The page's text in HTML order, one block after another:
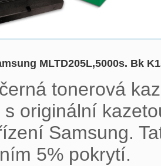
MLTD205L,5000s. Bk
tonerová
originální
Samsung.
5% pokrytí.